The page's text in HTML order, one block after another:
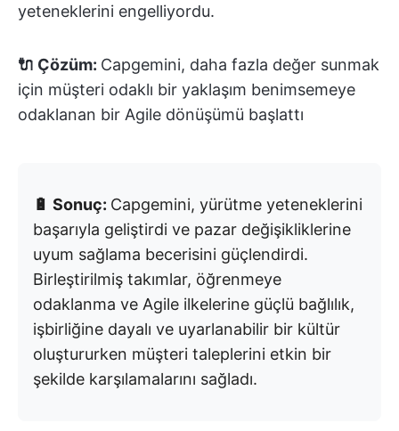
yeteneklerini engelliyordu.
🔌 Çözüm: Capgemini, daha fazla değer sunmak
için müşteri odaklı bir yaklaşım benimsemeye
odaklanan bir Agile dönüşümü başlattı
🔋 Sonuç: Capgemini, yürütme yeteneklerini
başarıyla geliştirdi ve pazar değişikliklerine
uyum sağlama becerisini güçlendirdi.
Birleştirilmiş takımlar, öğrenmeye
odaklanma ve Agile ilkelerine güçlü bağlılık,
işbirliğine dayalı ve uyarlanabilir bir kültür
oluştururken müşteri taleplerini etkin bir
şekilde karşılamalarını sağladı.